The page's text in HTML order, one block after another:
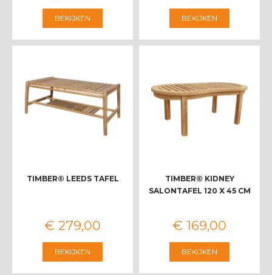
BEKIJKEN BEKIJKEN
TIMBER® LEEDS TAFEL
€ 279,00
BEKIJKEN
TIMBER® KIDNEY
SALONTAFEL 120 X 45 CM
€ 169,00
BEKIJKEN